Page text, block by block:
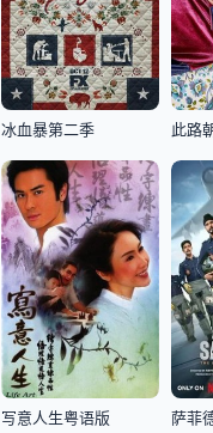
冰血暴第二季 此路
写意人生粤语版 萨菲